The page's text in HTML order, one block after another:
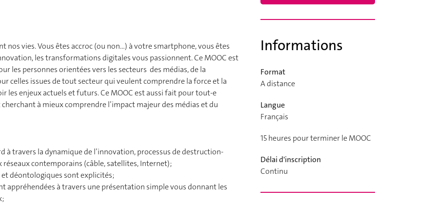
Informations
Format
A distance
Langue
Français
15 heures pour terminer le MOOC
Délai d'inscription
Continu
nos vies. Vous êtes accroc (ou non…) à votre smartphone, vous êtes
les transformations digitales vous passionnent. Ce MOOC est
les personnes orientées vers les secteurs des médias, de la
celles issues de tout secteur qui veulent comprendre la force et la
les enjeux actuels et futurs. Ce MOOC est aussi fait pour tout-e
à mieux comprendre l’impact majeur des médias et du
à travers la dynamique de l’innovation, processus de destruction-
réseaux contemporains (câble, satellites, Internet);
et déontologiques sont explicités;
appréhendées à travers une présentation simple vous donnant les